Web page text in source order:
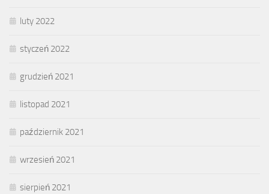
luty 2022
styczeń 2022
grudzień 2021
listopad 2021
październik 2021
wrzesień 2021
sierpień 2021